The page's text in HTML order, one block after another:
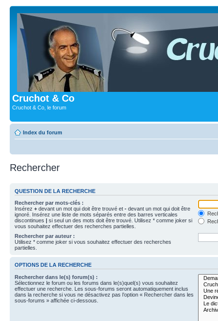
Cruchot & Co
Cruchot & Co, le forum
Index du forum
Rechercher
QUESTION DE LA RECHERCHE
Rechercher par mots-clés :
Insérez + devant un mot qui doit être trouvé et - devant un mot qui doit être
ignoré. Insérez une liste de mots séparés entre des barres verticales
discontinues | si seul un des mots doit être trouvé. Utilisez * comme joker si
vous souhaitez effectuer des recherches partielles.
Rechercher par auteur :
Utilisez * comme joker si vous souhaitez effectuer des recherches
partielles.
OPTIONS DE LA RECHERCHE
Rechercher dans le(s) forum(s) :
Sélectionnez le forum ou les forums dans le(s)quel(s) vous souhaitez
effectuer une recherche. Les sous-forums seront automatiquement inclus
dans la recherche si vous ne désactivez pas l’option « Rechercher dans les
sous-forums » affichée ci-dessous.